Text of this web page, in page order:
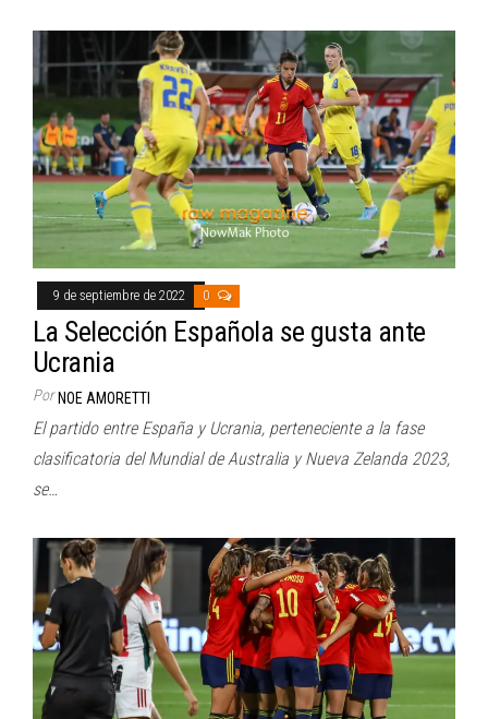
9 de septiembre de 2022 0
La Selección Española se gusta ante
Ucrania
Por NOE AMORETTI
El partido entre España y Ucrania, perteneciente a la fase
clasificatoria del Mundial de Australia y Nueva Zelanda 2023,
se…